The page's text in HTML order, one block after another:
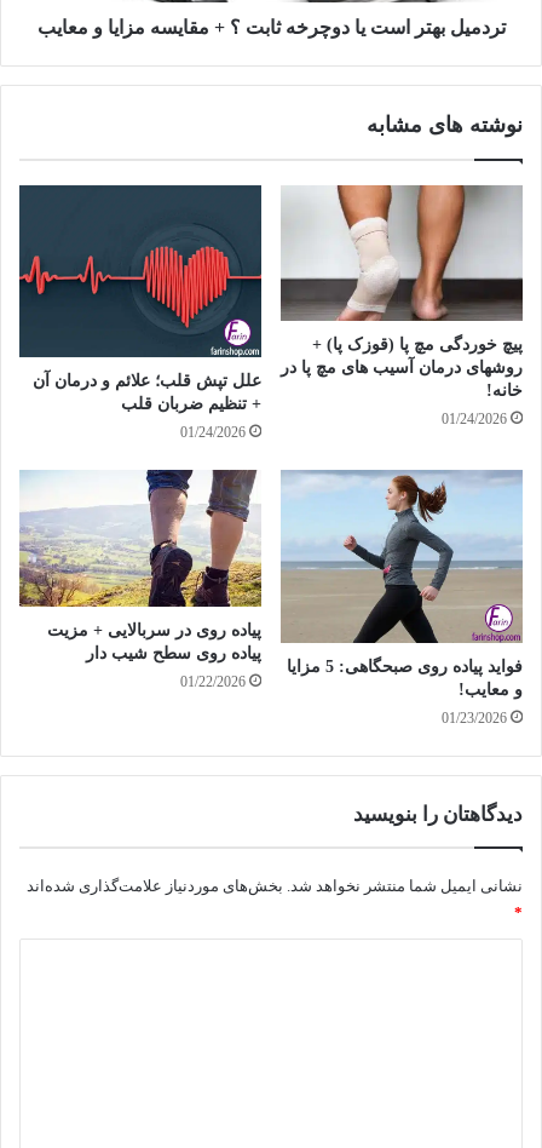
مزایاتردمیل بهتر است یا دوچرخه ثابت ؟ + مقایسه مزایا و معایب
نوشته های مشابه
پیچ خوردگی مچ پا (قوزک پا) +
روشهای درمان آسیب های مچ پا در
خانه!
01/24/2026
علل تپش قلب؛ علائم و درمان آن
+ تنظیم ضربان قلب
01/24/2026
فواید پیاده روی صبحگاهی: 5 مزایا
و معایب!
01/23/2026
پیاده روی در سربالایی + مزیت
پیاده روی سطح شیب دار
01/22/2026
دیدگاهتان را بنویسید
نشانی ایمیل شما منتشر نخواهد شد. بخش‌های موردنیاز علامت‌گذاری شده‌اند
*